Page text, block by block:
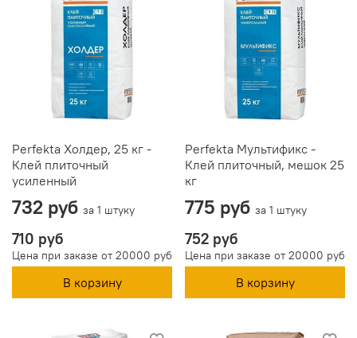
Perfekta Холдер, 25 кг -
Клей плиточный
усиленный
732 руб за 1 штуку
710 руб
Цена при заказе от 20000 руб
В корзину
Perfekta Мультификс -
Клей плиточный, мешок 25
кг
775 руб за 1 штуку
752 руб
Цена при заказе от 20000 руб
В корзину